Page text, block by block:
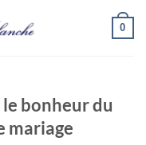
0
bonheur du
mariage